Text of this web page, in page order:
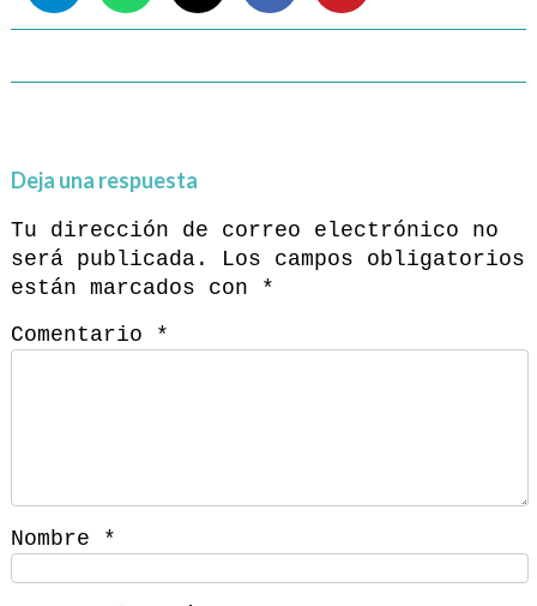
Deja una respuesta
Tu dirección de correo electrónico no
será publicada.
Los campos obligatorios
están marcados con
*
Comentario
*
Nombre *